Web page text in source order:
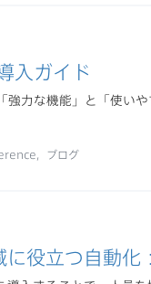
入ガイド
力な機能」と「使い
ブログ
に役立つ自動